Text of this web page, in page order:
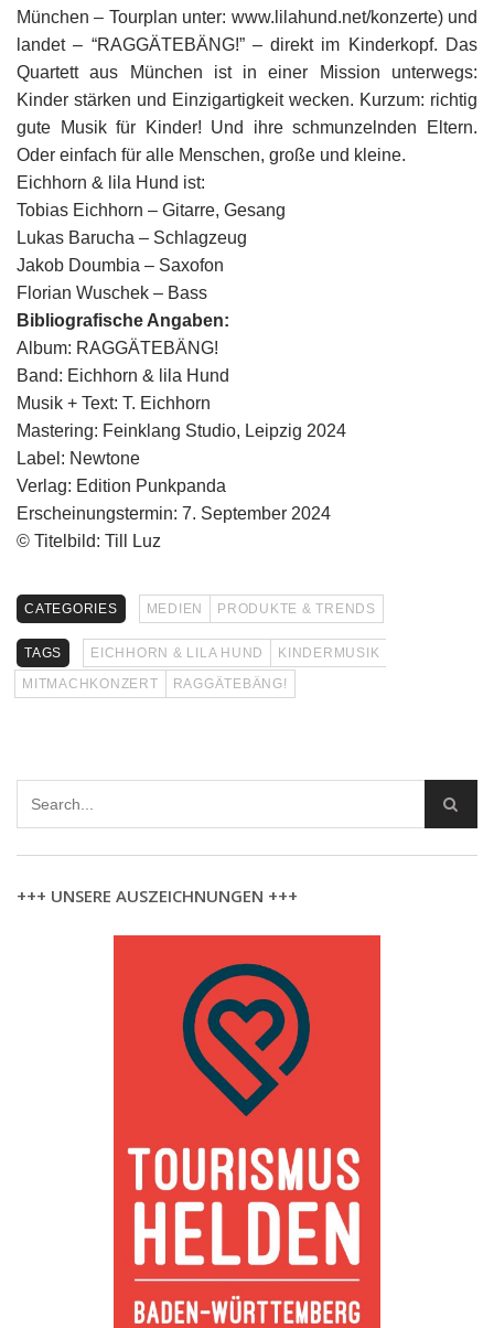
München – Tourplan unter: www.lilahund.net/konzerte) und
landet – “RAGGÄTEBÄNG!” – direkt im Kinderkopf. Das
Quartett aus München ist in einer Mission unterwegs:
Kinder stärken und Einzigartigkeit wecken. Kurzum: richtig
gute Musik für Kinder! Und ihre schmunzelnden Eltern.
Oder einfach für alle Menschen, große und kleine.
Eichhorn & lila Hund ist:
Tobias Eichhorn – Gitarre, Gesang
Lukas Barucha – Schlagzeug
Jakob Doumbia – Saxofon
Florian Wuschek – Bass
Bibliografische Angaben:
Album: RAGGÄTEBÄNG!
Band: Eichhorn & lila Hund
Musik + Text: T. Eichhorn
Mastering: Feinklang Studio, Leipzig 2024
Label: Newtone
Verlag: Edition Punkpanda
Erscheinungstermin: 7. September 2024
​© Titelbild: Till Luz
CATEGORIES MEDIEN PRODUKTE & TRENDS
TAGS EICHHORN & LILA HUND
KINDERMUSIK
MITMACHKONZERT
RAGGÄTEBÄNG!
+++ UNSERE AUSZEICHNUNGEN +++